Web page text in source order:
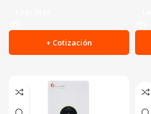
+ Cotización